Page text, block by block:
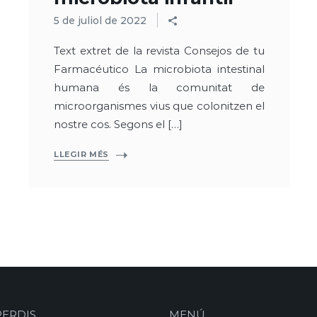
5 de juliol de 2022
Text extret de la revista Consejos de tu
Farmacéutico La microbiota intestinal
humana és la comunitat de
microorganismes vius que colonitzen el
nostre cos. Segons el […]
LLEGIR MÉS